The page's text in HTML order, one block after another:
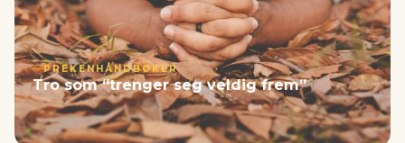
PREKENHÅNDBØKER
Tro som “trenger seg veldig frem”